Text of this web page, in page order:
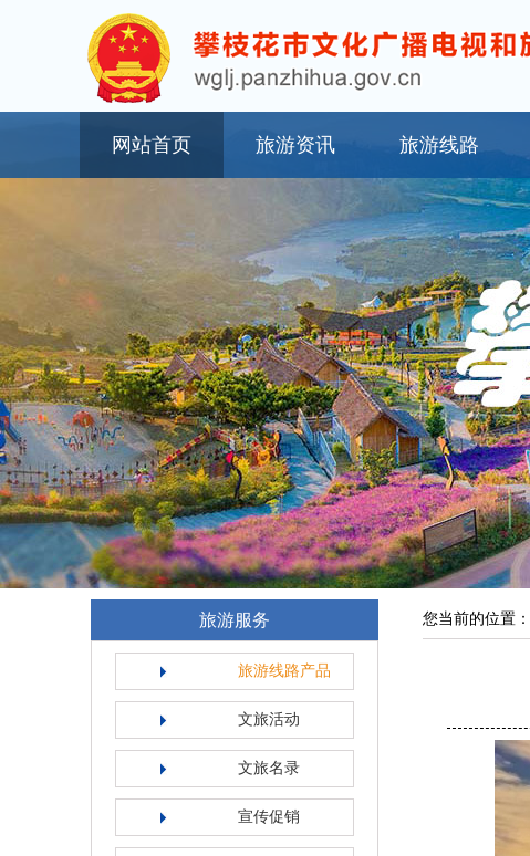
网站首页 旅游资讯 旅游线路
旅游服务
旅游线路产品
文旅活动
文旅名录
宣传促销
您当前的位置：